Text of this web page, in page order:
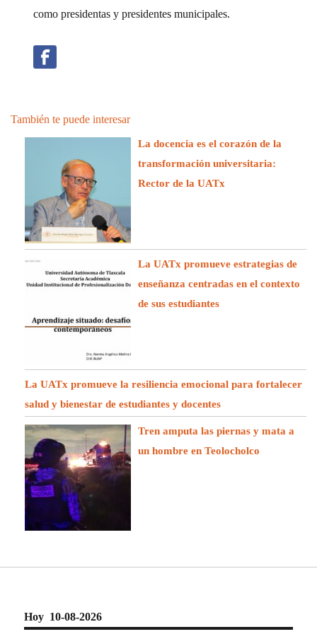
como presidentas y presidentes municipales.
También te puede interesar
La docencia es el corazón de la
transformación universitaria:
Rector de la UATx
La UATx promueve estrategias de
enseñanza centradas en el contexto
de sus estudiantes
La UATx promueve la resiliencia emocional para fortalecer
salud y bienestar de estudiantes y docentes
Tren amputa las piernas y mata a
un hombre en Teolocholco
Hoy 10-08-2026